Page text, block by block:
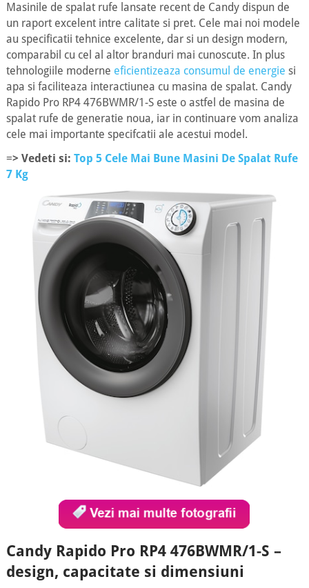
Masinile de spalat rufe lansate recent de Candy dispun de
un raport excelent intre calitate si pret. Cele mai noi modele
au specificatii tehnice excelente, dar si un design modern,
comparabil cu cel al altor branduri mai cunoscute. In plus
tehnologiile moderne eficientizeaza consumul de energie si
apa si faciliteaza interactiunea cu masina de spalat. Candy
Rapido Pro RP4 476BWMR/1-S este o astfel de masina de
spalat rufe de generatie noua, iar in continuare vom analiza
cele mai importante specifcatii ale acestui model.
=> Vedeti si: Top 5 Cele Mai Bune Masini De Spalat Rufe
7 Kg
Candy Rapido Pro RP4 476BWMR/1-S –
design, capacitate si dimensiuni